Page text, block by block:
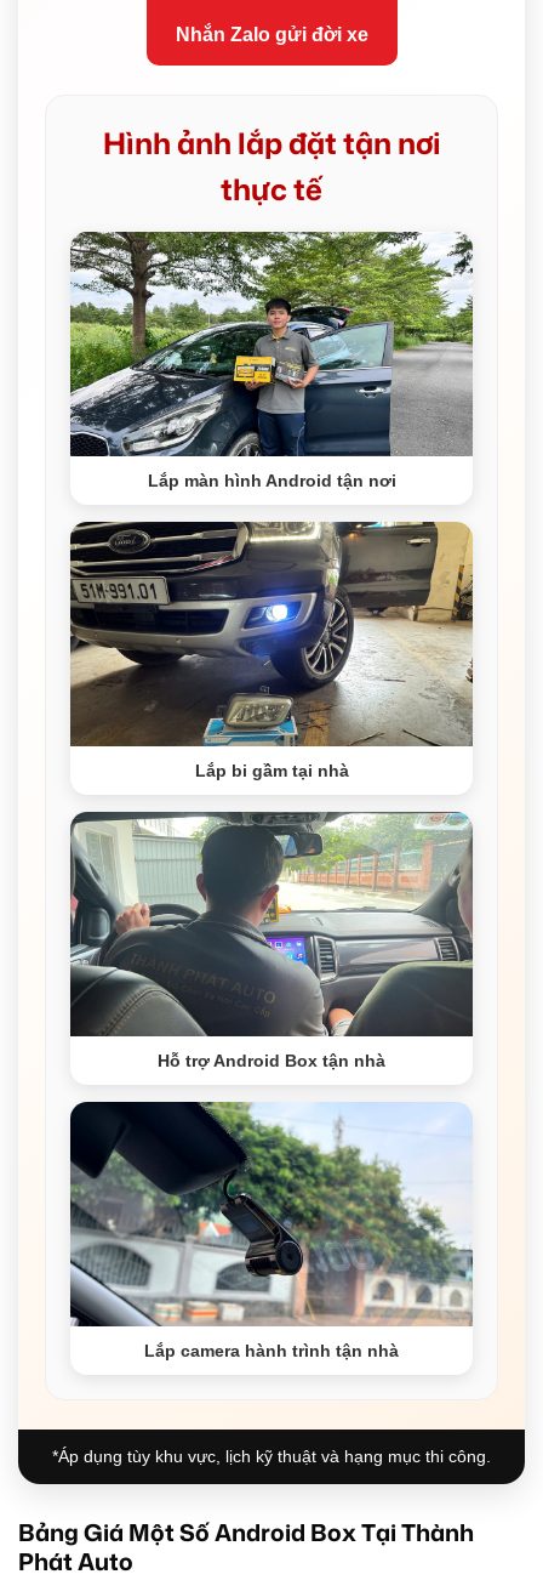
Nhắn Zalo gửi đời xe
Hình ảnh lắp đặt tận nơi
thực tế
Lắp màn hình Android tận nơi
Lắp bi gầm tại nhà
Hỗ trợ Android Box tận nhà
Lắp camera hành trình tận nhà
*Áp dụng tùy khu vực, lịch kỹ thuật và hạng mục thi công.
Bảng Giá Một Số Android Box Tại Thành
Phát Auto